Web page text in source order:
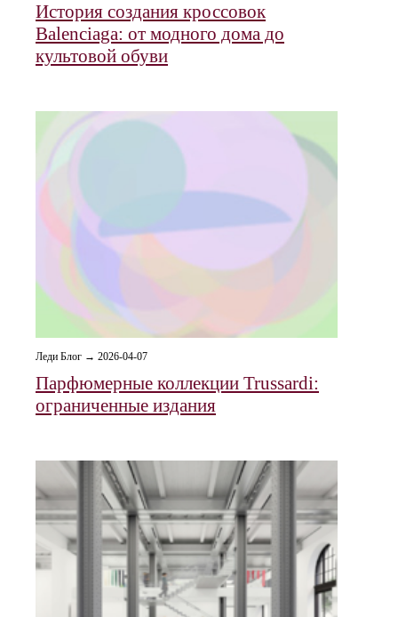
История создания кроссовок
Balenciaga: от модного дома до
культовой обуви
Леди Блог → 2026-04-07
Парфюмерные коллекции Trussardi:
ограниченные издания